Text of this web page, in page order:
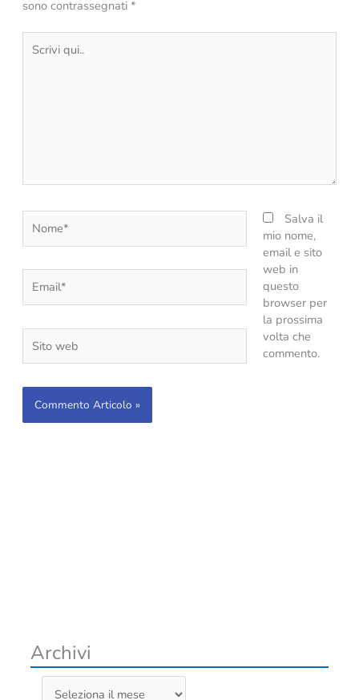
sono contrassegnati *
qui..
web
Salva il
mio nome,
email e sito
web in
questo
browser per
la prossima
volta che
commento.
Archivi